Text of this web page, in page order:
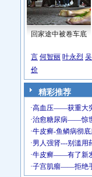
回家途中被卷车底
言 何智丽 叶永烈
价
精彩推荐